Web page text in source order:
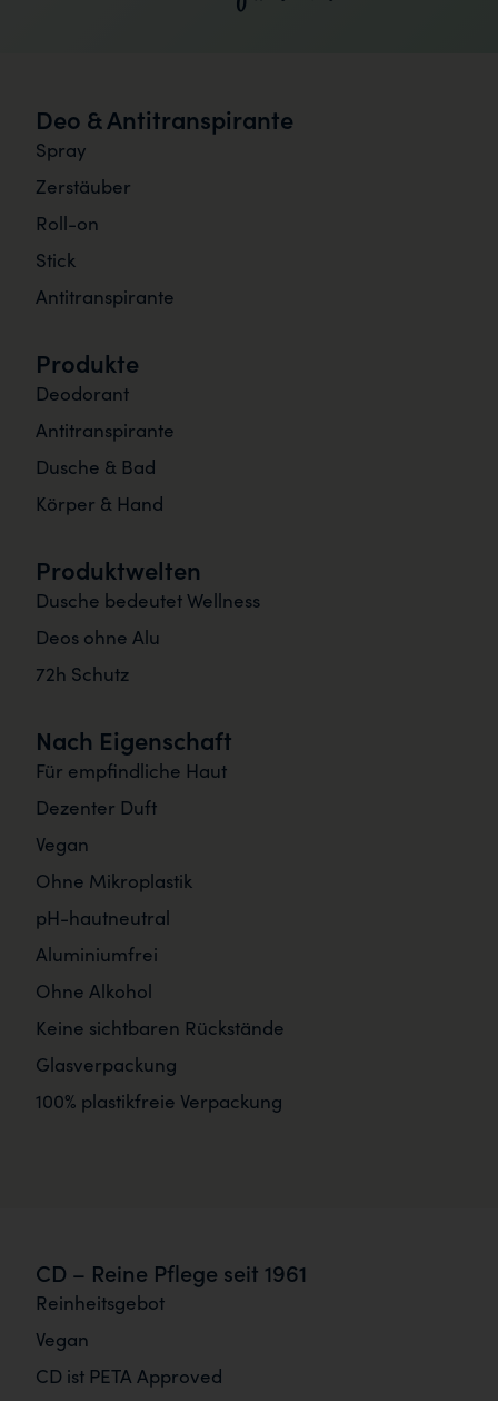
Deo & Antitranspirante
Spray
Zerstäuber
Roll-on
Stick
Antitranspirante
Produkte
Deodorant
Antitranspirante
Dusche & Bad
Körper & Hand
Produktwelten
Dusche bedeutet Wellness
Deos ohne Alu
72h Schutz
Nach Eigenschaft
Für empfindliche Haut
Dezenter Duft
Vegan
Ohne Mikroplastik
pH-hautneutral
Aluminiumfrei
Ohne Alkohol
Keine sichtbaren Rückstände
Glasverpackung
100% plastikfreie Verpackung
CD – Reine Pflege seit 1961
Reinheitsgebot
Vegan
CD ist PETA Approved